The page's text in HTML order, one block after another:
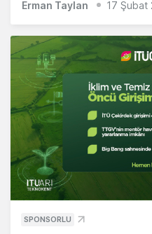
Erman Taylan 17 Şubat
SPONSORLU